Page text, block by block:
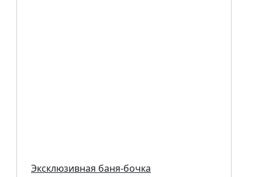
Эксклюзивная баня-бочка